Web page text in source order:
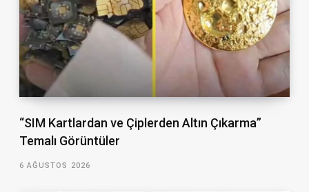
“SIM Kartlardan ve Çiplerden Altın Çıkarma”
Temalı Görüntüler
6 AĞUSTOS 2026